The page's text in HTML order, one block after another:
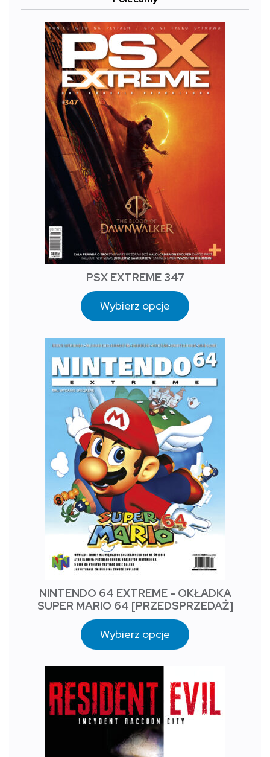
PSX EXTREME 347
Wybierz opcje
NINTENDO 64 EXTREME - OKŁADKA
SUPER MARIO 64 [PRZEDSPRZEDAŻ]
Wybierz opcje